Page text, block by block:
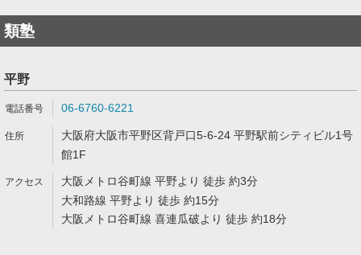
類塾
平野
06-6760-6221
大阪府大阪市平野区背戸口5-6-24 平野駅前シティビル1号
館1F
大阪メトロ谷町線 平野より 徒歩 約3分
大和路線 平野より 徒歩 約15分
大阪メトロ谷町線 喜連瓜破より 徒歩 約18分